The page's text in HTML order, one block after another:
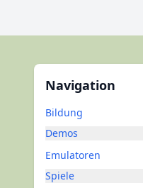
Navigation
Bildung
Demos
Emulatoren
Spiele